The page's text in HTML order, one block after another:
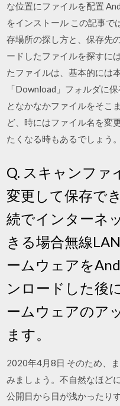
な位置にファイルを配置
をインストール この記事
存場所の探し方と、保存先
ードしたファイルを探すに
たファイルは、基本的には
「Download」フォルダに
となかなかファイルをそこ
ど、時にはファイル名を変
たくなる時もあるでしょう。
Q. スキャンファ
変更して保存で
続でインターネ
きる場合無線
ームウェアを
ンロードした後
ームウェアのア
ます。
2020年4月8日 そのため、
みましょう。不自然なほど
公開日から日が浅かったり